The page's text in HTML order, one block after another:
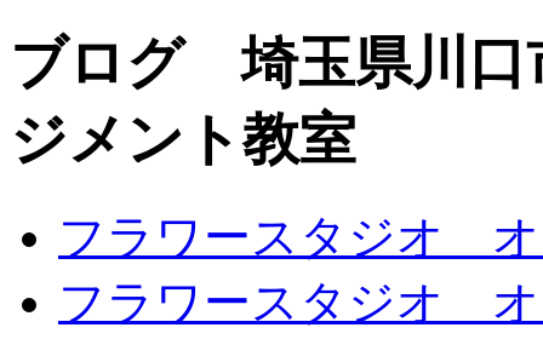
ブログ 埼玉県川口
ジメント教室
フラワースタジオ
フラワースタジオ オ